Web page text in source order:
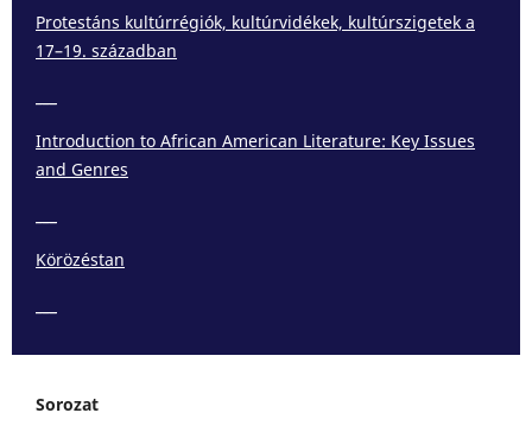
Protestáns kultúrrégiók, kultúrvidékek, kultúrszigetek a
17–19. században
Introduction to African American Literature: Key Issues
and Genres
Körözéstan
Sorozat